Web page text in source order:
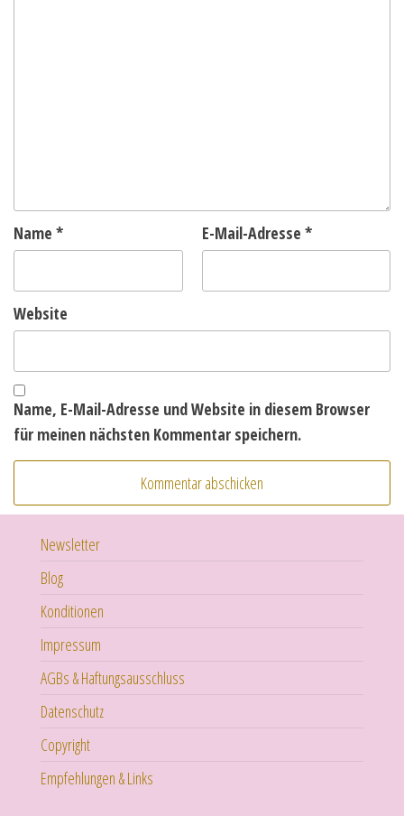
Name * E-Mail-Adresse *
Website
Name, E-Mail-Adresse und Website in diesem Browser
für meinen nächsten Kommentar speichern.
Newsletter
Blog
Konditionen
Impressum
AGBs & Haftungsausschluss
Datenschutz
Copyright
Empfehlungen & Links